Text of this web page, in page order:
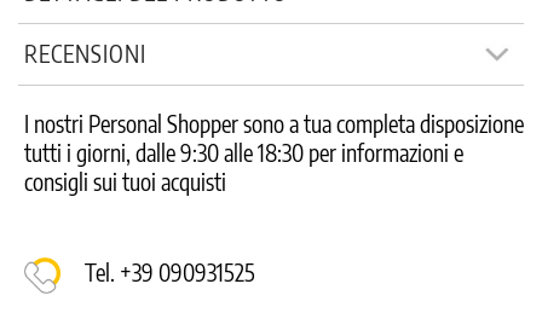
RECENSIONI
I nostri Personal Shopper sono a tua completa disposizione
tutti i giorni, dalle 9:30 alle 18:30 per informazioni e
consigli sui tuoi acquisti
Tel. +39 090931525